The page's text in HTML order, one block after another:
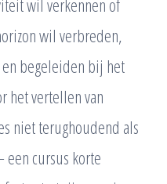
wil verkennen of
wil verbreden,
begeleiden bij het
het vertellen van
niet terughoudend als
een cursus korte